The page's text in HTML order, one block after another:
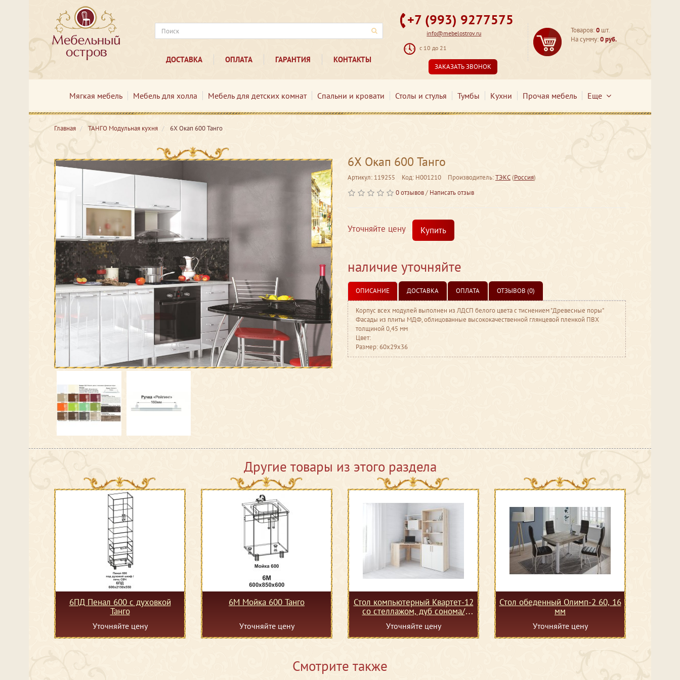
ДОСТАВКА ОПЛАТА ГАРАНТИЯ КОНТАКТЫ
+7 (993) 9277575
info@mebelostrov.ru
с 10 до 21
ЗАКАЗАТЬ ЗВОНОК
Товаров:0 шт.
На сумму:0 руб.
Мягкая мебель Мебель для холла Мебель для детских комнат Спальни и кровати Столы и стулья Тумбы Кухни Прочая мебель Еще
Главная ТАНГО Модульная кухня 6Х Окап 600 Танго
6Х Окап 600 Танго
Артикул: 119255 Код: Н001210 Производитель:ТЭКС(Россия)
0 отзывов/ Написать отзыв
Уточняйте цену Купить
наличие уточняйте
ОПИСАНИЕ ДОСТАВКА ОПЛАТА ОТЗЫВОВ (0)
Корпус всех модулей выполнен из ЛДСП белого цвета с тиснением "Древесные поры"
Фасады из плиты МДФ, облицованные высококачественной глянцевой пленкой ПВХ
толщиной 0,45 мм
Цвет:
Размер: 60x29x36
Другие товары из этого раздела
6ПД Пенал 600 с духовкой
Танго
Уточняйте цену
6М Мойка 600 Танго
Уточняйте цену
Стол компьютерный Квартет-12
со стеллажом, дуб сонома/
Уточняйте цену
Стол обеденный Олимп-2 60, 16
мм
Уточняйте цену
Смотрите также